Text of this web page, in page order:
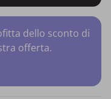
dello sconto di
offerta.